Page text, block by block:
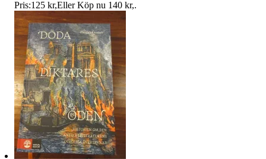
Pris:125 kr,Eller Köp nu 140 kr,.